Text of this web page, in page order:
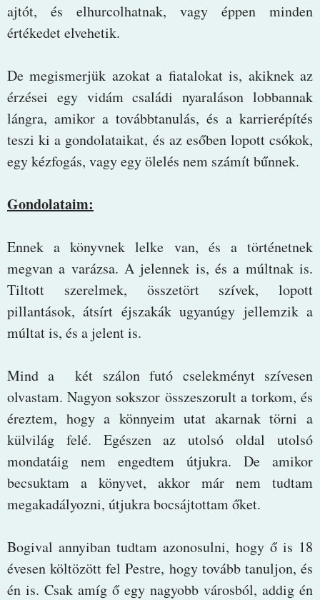
ajtót, és elhurcolhatnak, vagy éppen minden
értékedet elvehetik.
De megismerjük azokat a fiatalokat is, akiknek az
érzései egy vidám családi nyaraláson lobbannak
lángra, amikor a továbbtanulás, és a karrierépítés
teszi ki a gondolataikat, és az esőben lopott csókok,
egy kézfogás, vagy egy ölelés nem számít bűnnek.
Gondolataim:
Ennek a könyvnek lelke van, és a történetnek
megvan a varázsa. A jelennek is, és a múltnak is.
Tiltott szerelmek, összetört szívek, lopott
pillantások, átsírt éjszakák ugyanúgy jellemzik a
múltat is, és a jelent is.
Mind a két szálon futó cselekményt szívesen
olvastam. Nagyon sokszor összeszorult a torkom, és
éreztem, hogy a könnyeim utat akarnak törni a
külvilág felé. Egészen az utolsó oldal utolsó
mondatáig nem engedtem útjukra. De amikor
becsuktam a könyvet, akkor már nem tudtam
megakadályozni, útjukra bocsájtottam őket.
Bogival annyiban tudtam azonosulni, hogy ő is 18
évesen költözött fel Pestre, hogy tovább tanuljon, és
én is. Csak amíg ő egy nagyobb városból, addig én